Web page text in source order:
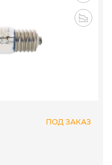
ПОД ЗАКАЗ